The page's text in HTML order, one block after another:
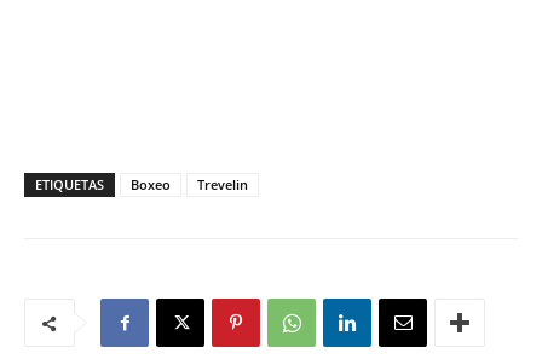
ETIQUETAS Boxeo Trevelin